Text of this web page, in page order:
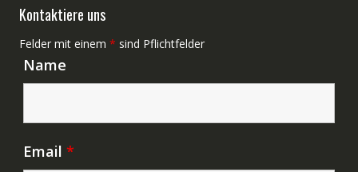
Kontaktiere uns
Felder mit einem * sind Pflichtfelder
Name
Email *